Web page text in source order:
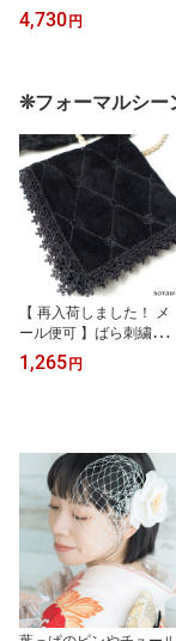
ス ＆ イヤリング セット
ビジュー フラワー 日本
結婚式 披露宴 2点セット
ラインストーン パーテ
ー ブライダルジュエリー
4,730円
❊フォーマルシー
【 再入荷しました！ メ
ール便可 】ばら刺繍入り
黒の タオル ハンカチ ブ
ラック フォーマル 黒 sr0
ニーハンカチ
1,265円